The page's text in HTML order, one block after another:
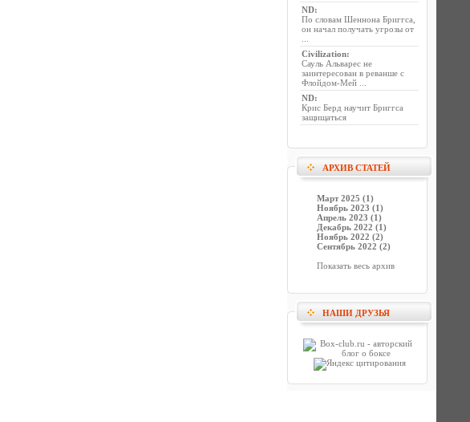
ND:
По словам Шеннона Бриггса,
он начал получать угрозы от
Civilization:
Сауль Альварес не
заинтересован в реванше с
Флойдом-Мей ...
ND:
Крис Берд научит Бриггса
защищаться
АРХИВ СТАТЕЙ
Март 2025 (1)
Ноябрь 2023 (1)
Апрель 2023 (1)
Декабрь 2022 (1)
Ноябрь 2022 (2)
Сентябрь 2022 (2)
Показать весь архив
НАШИ ДРУЗЬЯ